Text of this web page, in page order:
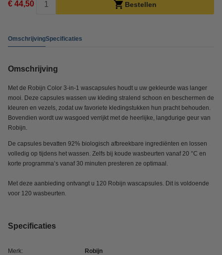
€ 44,50 Bestellen
OmschrijvingSpecificaties
Omschrijving
Met de Robijn Color 3-in-1 wascapsules houdt u uw gekleurde was langer
mooi. Deze capsules wassen uw kleding stralend schoon en beschermen de
kleuren en vezels, zodat uw favoriete kledingstukken hun pracht behouden.
Bovendien wordt uw wasgoed verrijkt met de heerlijke, langdurige geur van
Robijn.
De capsules bevatten 92% biologisch afbreekbare ingrediënten en lossen
volledig op tijdens het wassen. Zelfs bij koude wasbeurten vanaf 20 °C en
korte programma’s vanaf 30 minuten presteren ze optimaal.
Met deze aanbieding ontvangt u 120 Robijn wascapsules. Dit is voldoende
voor 120 wasbeurten.
Specificaties
Merk: Robijn